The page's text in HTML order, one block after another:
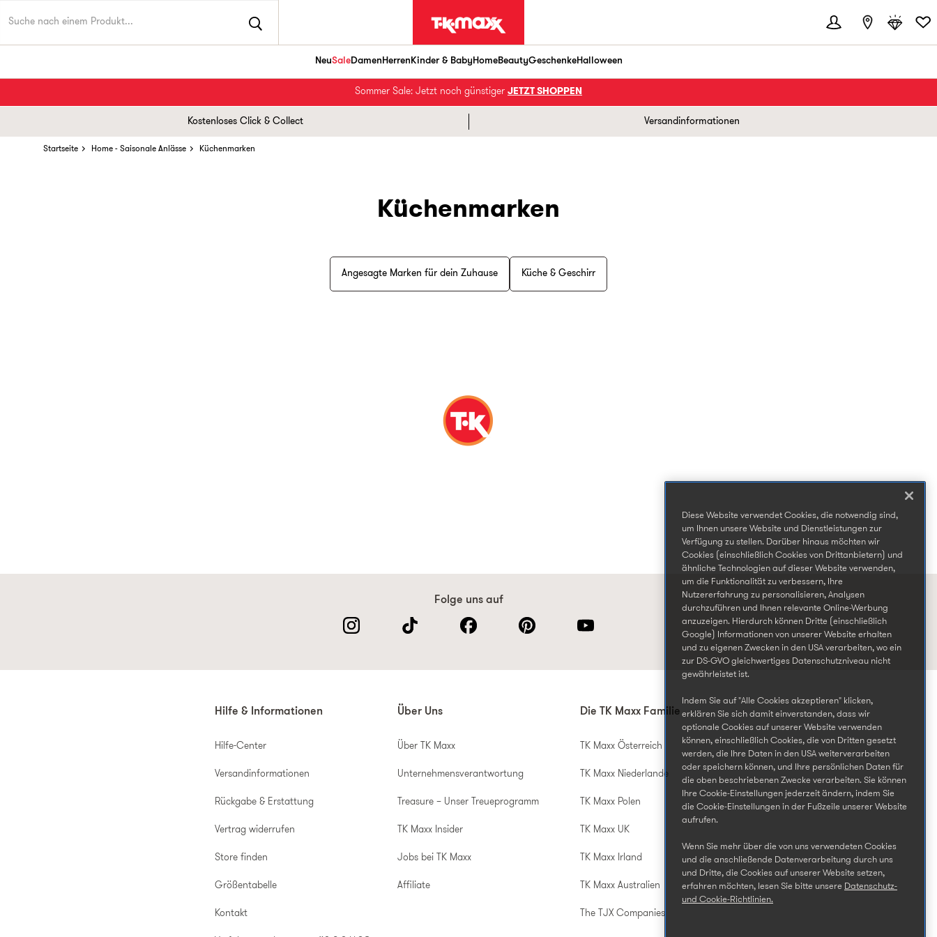
NeuSaleDamenHerrenKinder & BabyHomeBeautyGeschenkeHalloween
Sommer Sale: Jetzt noch günstiger JETZT SHOPPEN
Kostenloses Click & Collect Versandinformationen
Startseite Home - Saisonale Anlässe Küchenmarken
Küchenmarken
Angesagte Marken für dein Zuhause Küche & Geschirr
Folge uns auf
Hilfe & Informationen
Hilfe-Center
Versandinformationen
Rückgabe & Erstattung
Vertrag widerrufen
Store finden
Größentabelle
Kontakt
Über Uns
Über TK Maxx
Unternehmensverantwortung
Treasure – Unser Treueprogramm
TK Maxx Insider
Jobs bei TK Maxx
Affiliate
Die TK Maxx Familie
TK Maxx Österreich
TK Maxx Niederlande
TK Maxx Polen
TK Maxx UK
TK Maxx Irland
TK Maxx Australien
The TJX Companies
Diese Website verwendet Cookies, die notwendig sind,
um Ihnen unsere Website und Dienstleistungen zur
Verfügung zu stellen. Darüber hinaus möchten wir
Cookies (einschließlich Cookies von Drittanbietern) und
ähnliche Technologien auf dieser Website verwenden,
um die Funktionalität zu verbessern, Ihre
Nutzererfahrung zu personalisieren, Analysen
durchzuführen und Ihnen relevante Online-Werbung
anzuzeigen. Hierdurch können Dritte (einschließlich
Google) Informationen von unserer Website erhalten
und zu eigenen Zwecken in den USA verarbeiten, wo ein
zur DS-GVO gleichwertiges Datenschutzniveau nicht
gewährleistet ist.
Indem Sie auf "Alle Cookies akzeptieren" klicken,
erklären Sie sich damit einverstanden, dass wir
optionale Cookies auf unserer Website verwenden
können, einschließlich Cookies, die von Dritten gesetzt
werden, die Ihre Daten in den USA weiterverarbeiten
oder speichern können, und Ihre persönlichen Daten für
die oben beschriebenen Zwecke verarbeiten. Sie können
Ihre Cookie-Einstellungen jederzeit ändern, indem Sie
die Cookie-Einstellungen in der Fußzeile unserer Website
aufrufen.
Wenn Sie mehr über die von uns verwendeten Cookies
und die anschließende Datenverarbeitung durch uns
und Dritte, die Cookies auf unserer Website setzen,
erfahren möchten, lesen Sie bitte unsere Datenschutz-
und Cookie-Richtlinien.